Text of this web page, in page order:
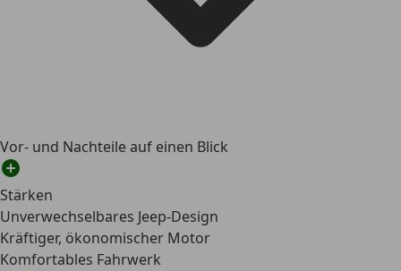
Vor- und Nachteile auf einen Blick
Stärken
Unverwechselbares Jeep-Design
Kräftiger, ökonomischer Motor
Komfortables Fahrwerk